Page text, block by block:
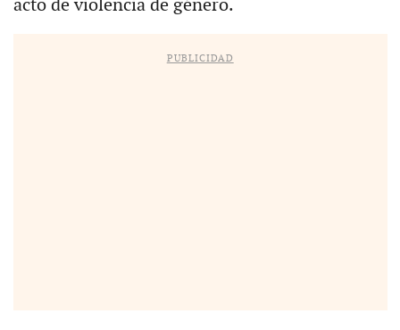
acto de violencia de género.
PUBLICIDAD